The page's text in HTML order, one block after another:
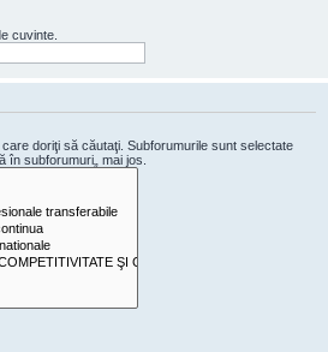
cuvinte.
doriţi să căutaţi. Subforumurile sunt selectate
în subforumuri„ mai jos.